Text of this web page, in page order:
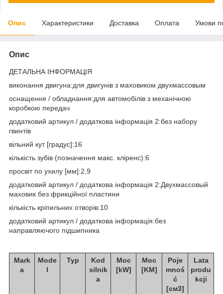
Опис Характеристики Доставка Оплата Умови
Опис
ДЕТАЛЬНА ІНФОРМАЦІЯ
виконання двигуна:для двигунів з маховиком двухмассовым
оснащення / обладнання:для автомобілів з механічною
коробкою передач
додатковий артикул / додаткова інформація 2:без набору
гвинтів
вільний кут [градус]:16
кількість зубів (позначення макс. кліренс):6
просвіт по ухилу [мм]:2,9
додатковий артикул / додаткова інформація 2:Двухмассовый
маховик без фрикційної пластини
кількість кріпильних отворів:10
додатковий артикул / додаткова інформація:без
направляючого підшипника
Mark
a
Mode
l
Typ
Kod
silnik
a
Moc
[kW]
Moc
[KM]
Poje
mnoś
ć
[см3]
Lata
produ
kcji